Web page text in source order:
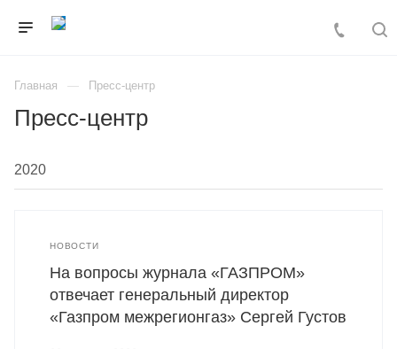
Главная Пресс-центр
Пресс-центр
НОВОСТИ
На вопросы журнала «ГАЗПРОМ»
отвечает генеральный директор
«Газпром межрегионгаз» Сергей Густов